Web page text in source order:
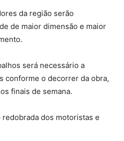
da região serão
de maior dimensão e maior
será necessário a
conforme o decorrer da obra,
finais de semana.
dos motoristas e